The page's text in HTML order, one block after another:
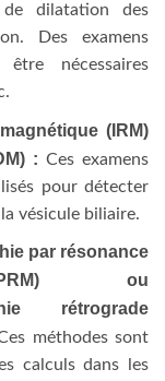
dilatation des
Des examens
être nécessaires
(IRM)
: Ces examens
pour détecter
vésicule biliaire.
par résonance
ou
rétrograde
méthodes sont
calculs dans les